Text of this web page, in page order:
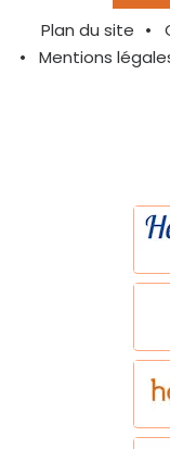
Plan du site
Mentions